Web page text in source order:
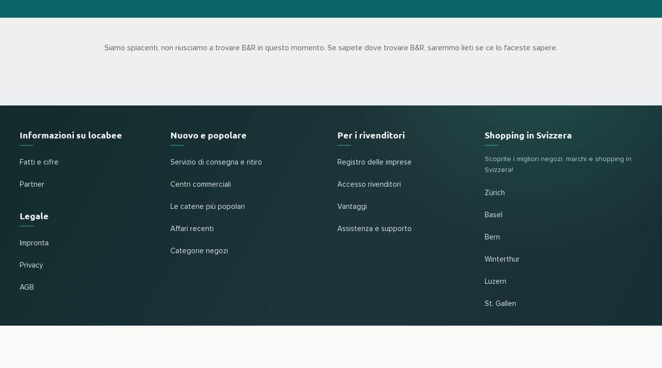
Siamo spiacenti, non riusciamo a trovare B&R in questo momento. Se sapete dove trovare B&R, saremmo lieti se ce lo faceste sapere.
Informazioni su locabee
Fatti e cifre
Partner
Legale
Impronta
Privacy
AGB
Nuovo e popolare
Servizio di consegna e ritiro
Centri commerciali
Le catene più popolari
Affari recenti
Categorie negozi
Per i rivenditori
Registro delle imprese
Accesso rivenditori
Vantaggi
Assistenza e supporto
Shopping in Svizzera
Scoprite i migliori negozi, marchi e shopping in
Svizzera!
Zürich
Basel
Bern
Winterthur
Luzern
St. Gallen